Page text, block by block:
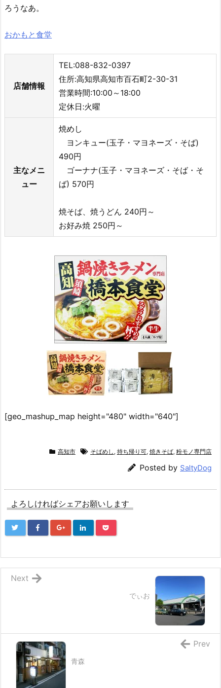
ろうなあ。
おかもと食堂
店舗情報
TEL:088-832-0397
住所:高知県高知市百石町2-30-31
営業時間:10:00～18:00
定休日:火曜
主なメニ
ュー
焼めし
ヨンキュー(玉子・マヨネーズ・そば)
490円
ゴーナナ(玉子・マヨネーズ・そば・そ
ば) 570円
焼そば、焼うどん 240円～
お好み焼 250円～
[geo_mashup_map height="480" width="640"]
高知市 そばめし , 持ち帰り可, 焼きそば, 粉モノ専門店
Posted by SaltyDog
よろしければシェアお願いします
でぃお
Next
青森
Prev